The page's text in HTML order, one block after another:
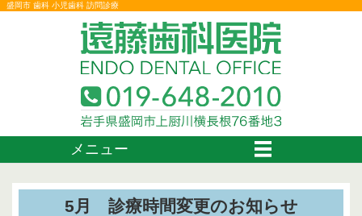
盛岡市 歯科 小児歯科 訪問診療
メニュー
5月 診療時間変更のお知らせ